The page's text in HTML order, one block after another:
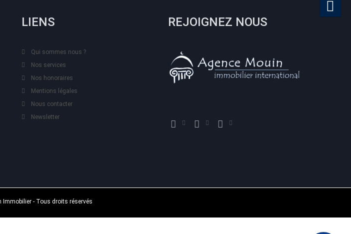
LIENS
Qui sommes nous ?
Nos services
Nos honoraires
Mentions légales
Nous contacter
Newsletter
REJOIGNEZ NOUS
- Tous droits réservés